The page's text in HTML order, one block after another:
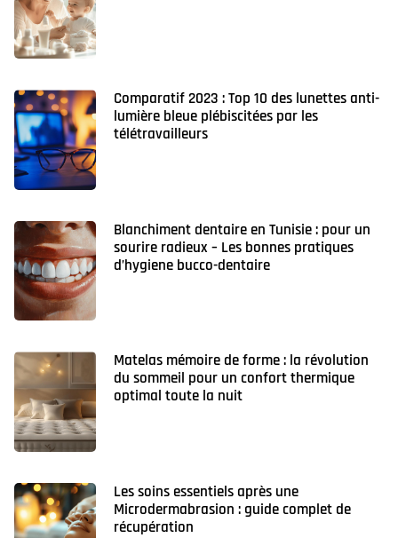
Comparatif 2023 : Top 10 des lunettes anti-
lumière bleue plébiscitées par les
télétravailleurs
Blanchiment dentaire en Tunisie : pour un
sourire radieux – Les bonnes pratiques
d’hygiene bucco-dentaire
Matelas mémoire de forme : la révolution
du sommeil pour un confort thermique
optimal toute la nuit
Les soins essentiels après une
Microdermabrasion : guide complet de
récupération